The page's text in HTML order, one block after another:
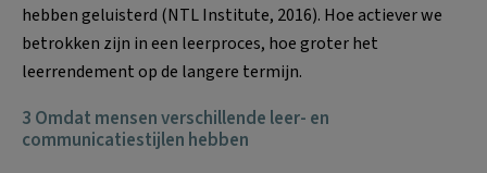
hebben geluisterd (NTL Institute, 2016). Hoe actiever we
betrokken zijn in een leerproces, hoe groter het
leerrendement op de langere termijn.
3 Omdat mensen verschillende leer- en
communicatiestijlen hebben